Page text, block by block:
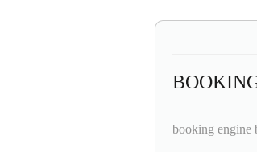
booking engine